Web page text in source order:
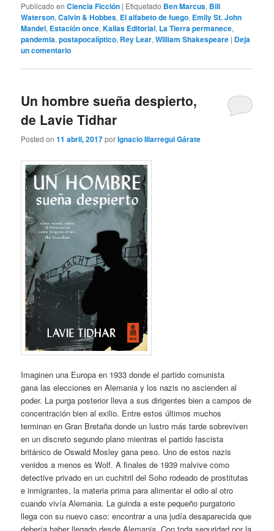
Publicado en Ciencia Ficción | Etiquetado Ben Marcus, Bill
Waterson,Calvin & Hobbes, El alfabeto de fuego, Emily St. John
Mandel, Estación once,Kailas Editorial, La Tierra permanece,
pandemia,postapocalíptico, Rey Lear,William Shakespeare | Deja
un comentario
Un hombre sueña despierto,
de Lavie Tidhar
Posted on11 abril, 2017porIgnacio Illarregui Gárate
Imaginen una Europa en 1933 donde el partido comunista
gana las elecciones en Alemania y los nazis no ascienden al
poder. La purga posterior lleva a sus dirigentes bien a campos de
concentración bien al exilio. Entre estos últimos muchos
terminan en Gran Bretaña donde un lustro más tarde sobreviven
en un discreto segundo plano mientras el partido fascista
británico de Oswald Mosley gana peso. Uno de estos nazis
venidos a menos es Wolf. A finales de 1939 malvive como
detective privado en un cuchitril del Soho rodeado de prostitutas
e inmigrantes, la materia prima para alimentar el odio al otro
cuando vivía Alemania. La guinda a este pequeño purgatorio
llega con su nuevo caso: encontrar a una judía desaparecida que